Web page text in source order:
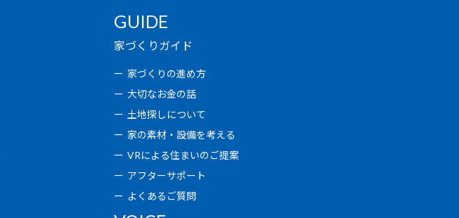
GUIDE
家づくりガイド
家づくりの進め方
大切なお金の話
土地探しについて
家の素材・設備を考える
VRによる住まいのご提案
アフターサポート
よくあるご質問